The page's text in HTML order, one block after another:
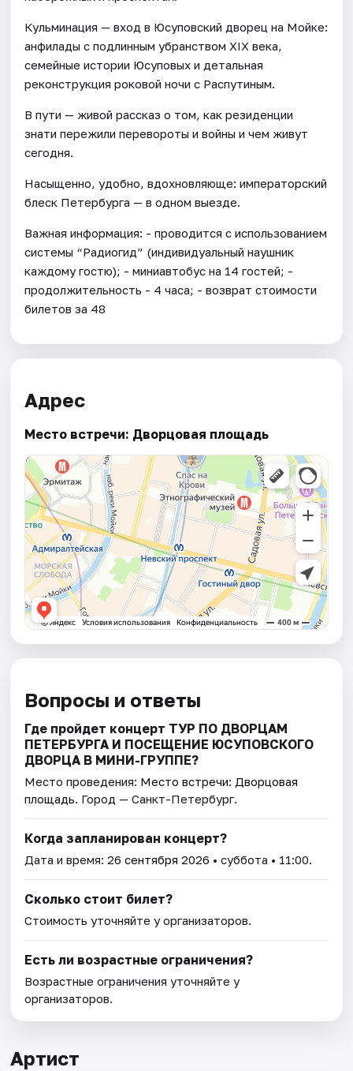
Кульминация — вход в Юсуповский дворец на Мойке:
анфилады с подлинным убранством XIX века,
семейные истории Юсуповых и детальная
реконструкция роковой ночи с Распутиным.
В пути — живой рассказ о том, как резиденции
знати пережили перевороты и войны и чем живут
сегодня.
Насыщенно, удобно, вдохновляюще: императорский
блеск Петербурга — в одном выезде.
Важная информация: - проводится с использованием
системы “Радиогид” (индивидуальный наушник
каждому гостю); - миниавтобус на 14 гостей; -
продолжительность - 4 часа; - возврат стоимости
билетов за 48
Адрес
Место встречи: Дворцовая площадь
Вопросы и ответы
Где пройдет концерт ТУР ПО ДВОРЦАМ
ПЕТЕРБУРГА И ПОСЕЩЕНИЕ ЮСУПОВСКОГО
ДВОРЦА В МИНИ-ГРУППЕ?
Место проведения: Место встречи: Дворцовая
площадь. Город — Санкт-Петербург.
Когда запланирован концерт?
Дата и время:26 сентября 2026 • суббота • 11:00.
Сколько стоит билет?
Стоимость уточняйте у организаторов.
Есть ли возрастные ограничения?
Возрастные ограничения уточняйте у
организаторов.
Артист